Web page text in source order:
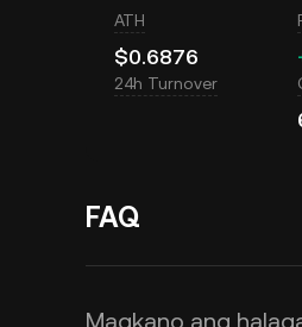
ATH
$0.6876
24h Turnover
FAQ
Magkano ang